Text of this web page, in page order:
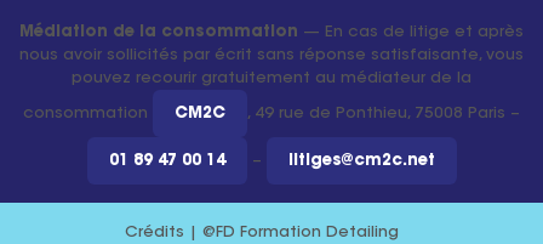
Médiation de la consommation — En cas de litige et après
nous avoir sollicités par écrit sans réponse satisfaisante, vous
pouvez recourir gratuitement au médiateur de la
consommation CM2C , 49 rue de Ponthieu, 75008 Paris –
01 89 47 00 14 – litiges@cm2c.net
Crédits | @FD Formation Detailing